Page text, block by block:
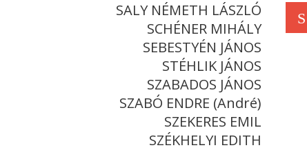
S
SALY NÉMETH LÁSZLÓ
SCHÉNER MIHÁLY
SEBESTYÉN JÁNOS
STÉHLIK JÁNOS
SZABADOS JÁNOS
SZABÓ ENDRE (André)
SZEKERES EMIL
SZÉKHELYI EDITH